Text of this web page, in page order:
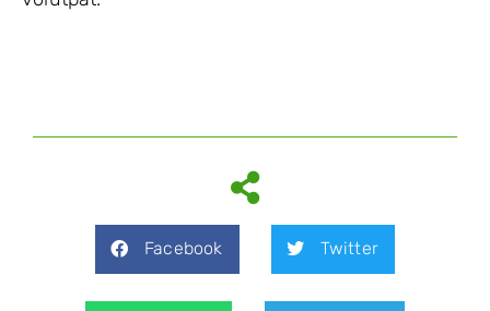
Facebook Twitter